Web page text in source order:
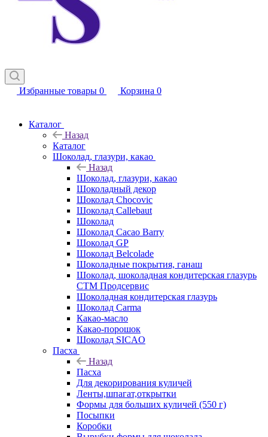
Избранные товары 0 Корзина 0
Каталог
Назад
Каталог
Шоколад, глазури, какао
Назад
Шоколад, глазури, какао
Шоколадный декор
Шоколад Chocovic
Шоколад Callebaut
Шоколад
Шоколад Cacao Barry
Шоколад GP
Шоколад Belcolade
Шоколадные покрытия, ганаш
Шоколад, шоколадная кондитерская глазурь
СТМ Продсервис
Шоколадная кондитерская глазурь
Шоколад Carma
Какао-масло
Какао-порошок
Шоколад SICAO
Пасха
Назад
Пасха
Для декорирования куличей
Ленты,шпагат,открытки
Формы для больших куличей (550 г)
Посыпки
Коробки